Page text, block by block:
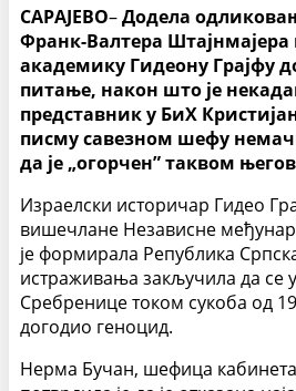
САРАЈЕВО–Додела
Франк-Валтера Штајнмајера
академику Гидеону Грајфу
питање, након што је
представник у БиХ
писму савезном шефу
да је „огорчен” таквом
Израелски историчар Гидео
вишечлане Независне
је формирала Република
истраживања закључила да се
Сребренице током сукоба од
догодио геноцид.
Нерма Бучан, шефица